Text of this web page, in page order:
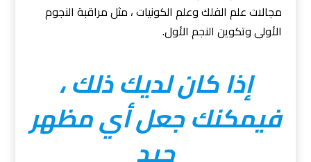
مجالات علم الفلك وعلم الكونيات ، مثل مراقبة النجوم
الأولى وتكوين النجم الأول.
إذا كان لديك ذلك ،
فيمكنك جعل أي مظهر